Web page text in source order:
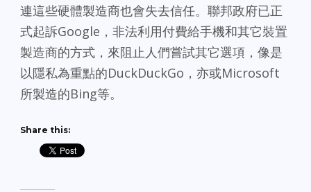
連這些硬體製造商也會失去信任。聯邦政府已正
式起訴Google，非法利用付費給手機和其它裝置
製造商的方式，來阻止人們嘗試其它選項，像是
以隱私為重點的DuckDuckGo，亦或Microsoft
所製造的Bing等。
Share this: